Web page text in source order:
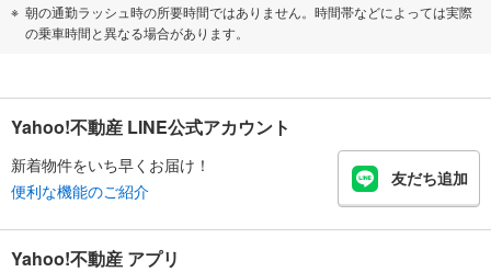
朝の通勤ラッシュ時の所要時間ではありません。時間帯などによっては実際
の乗車時間と異なる場合があります。
Yahoo!不動産 LINE公式アカウント
新着物件をいち早くお届け！
便利な機能のご紹介
友だち追加
Yahoo!不動産 アプリ